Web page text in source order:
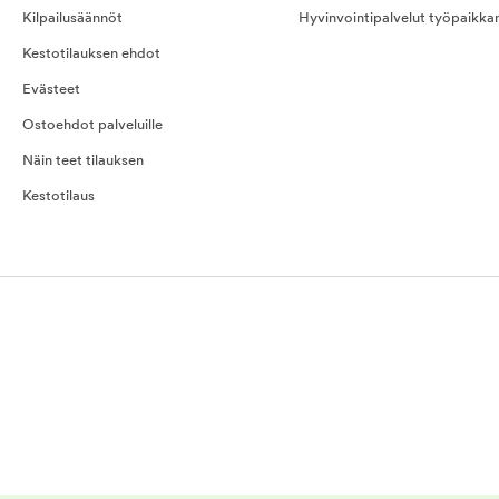
Kilpailusäännöt
Kestotilauksen ehdot
Evästeet
Ostoehdot palveluille
Näin teet tilauksen
Kestotilaus
Hyvinvointipalvelut